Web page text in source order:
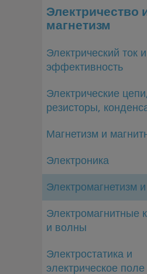
Электричество
магнетизм
Электрический ток
эффективность
Электрические цепи,
резисторы,
Магнетизм и
Электроника
Электромагнетизм
Электромагнитные
и волны
Электростатика и
электрическое поле